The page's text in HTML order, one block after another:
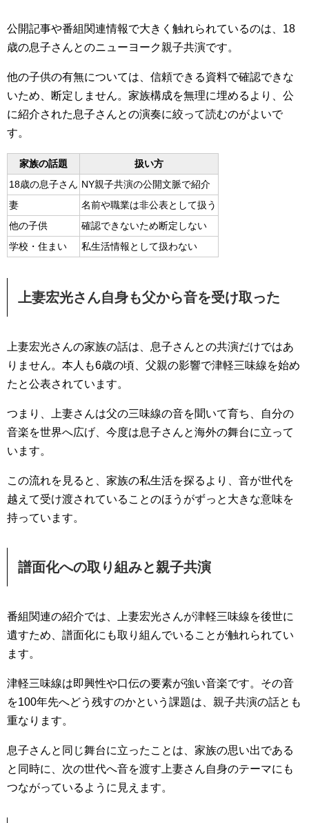
公開記事や番組関連情報で大きく触れられているのは、18
歳の息子さんとのニューヨーク親子共演です。
他の子供の有無については、信頼できる資料で確認できな
いため、断定しません。家族構成を無理に埋めるより、公
に紹介された息子さんとの演奏に絞って読むのがよいで
す。
家族の話題
扱い方
18歳の息子さん NY親子共演の公開文脈で紹介
妻
名前や職業は非公表として扱う
他の子供
確認できないため断定しない
学校・住まい
私生活情報として扱わない
上妻宏光さん自身も父から音を受け取った
上妻宏光さんの家族の話は、息子さんとの共演だけではあ
りません。本人も6歳の頃、父親の影響で津軽三味線を始め
たと公表されています。
つまり、上妻さんは父の三味線の音を聞いて育ち、自分の
音楽を世界へ広げ、今度は息子さんと海外の舞台に立って
います。
この流れを見ると、家族の私生活を探るより、音が世代を
越えて受け渡されていることのほうがずっと大きな意味を
持っています。
譜面化への取り組みと親子共演
番組関連の紹介では、上妻宏光さんが津軽三味線を後世に
遺すため、譜面化にも取り組んでいることが触れられてい
ます。
津軽三味線は即興性や口伝の要素が強い音楽です。その音
を100年先へどう残すのかという課題は、親子共演の話とも
重なります。
息子さんと同じ舞台に立ったことは、家族の思い出である
と同時に、次の世代へ音を渡す上妻さん自身のテーマにも
つながっているように見えます。